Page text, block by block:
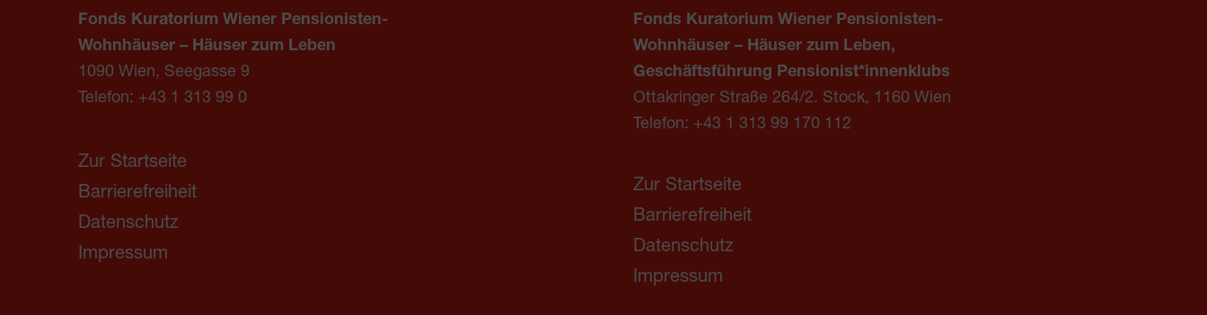
Fonds Kuratorium Wiener Pensionisten-
Wohnhäuser – Häuser zum Leben
1090 Wien, Seegasse 9
Telefon: +43 1 313 99 0
Zur Startseite
Barrierefreiheit
Datenschutz
Impressum
Fonds Kuratorium Wiener Pensionisten-
Wohnhäuser – Häuser zum Leben,
Geschäftsführung Pensionist*innenklubs
Ottakringer Straße 264/2. Stock, 1160 Wien
Telefon: +43 1 313 99 170 112
Zur Startseite
Barrierefreiheit
Datenschutz
Impressum